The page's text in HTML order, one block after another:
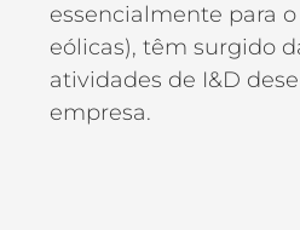
essencialmente para
eólicas), têm surgido
atividades de I&D
empresa.